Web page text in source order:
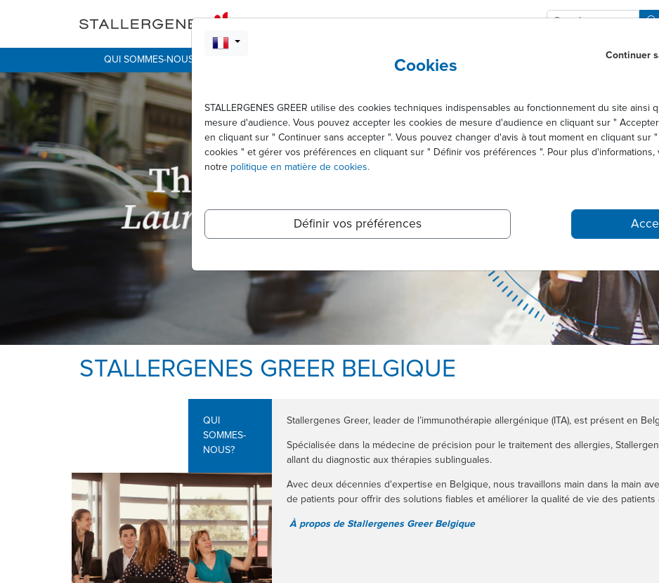
QUI SOMMES-NOUS NOS SOLUTIONS
STALLERGENES GREER BELGIQUE
QUI
SOMMES-
NOUS?
Stallergenes Greer, leader de l’immunothérapie allergénique (ITA), est présent en
Spécialisée dans la médecine de précision pour le traitement des allergies,
allant du diagnostic aux thérapies sublinguales.
Avec deux décennies d'expertise en Belgique, nous travaillons main dans la main
de patients pour offrir des solutions fiables et améliorer la qualité de vie des patients
À propos de Stallergenes Greer Belgique
Cookies
Continuer
STALLERGENES GREER utilise des cookies techniques indispensables au fonctionnement du site ainsi
mesure d'audience. Vous pouvez accepter les cookies de mesure d'audience en cliquant sur "
en cliquant sur " Continuer sans accepter ". Vous pouvez changer d'avis à tout moment en cliquant sur
cookies " et gérer vos préférences en cliquant sur " Définir vos préférences ". Pour plus d'informations,
notre politique en matière de cookies.
Définir vos préférences